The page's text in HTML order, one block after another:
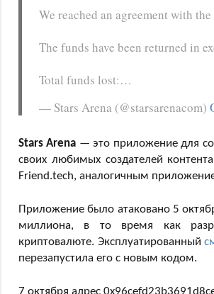
We reached an agreement with
The funds have been returned in
Total funds lost:…
— Stars Arena (@starsarenacom)
Stars Arena — это приложение для
своих любимых создателей
Friend.tech, аналогичным
Приложение было атаковано 5
миллиона, в то время как
криптовалюте. Эксплуатированный
перезапустила его с новым кодом.
7 октября адрес